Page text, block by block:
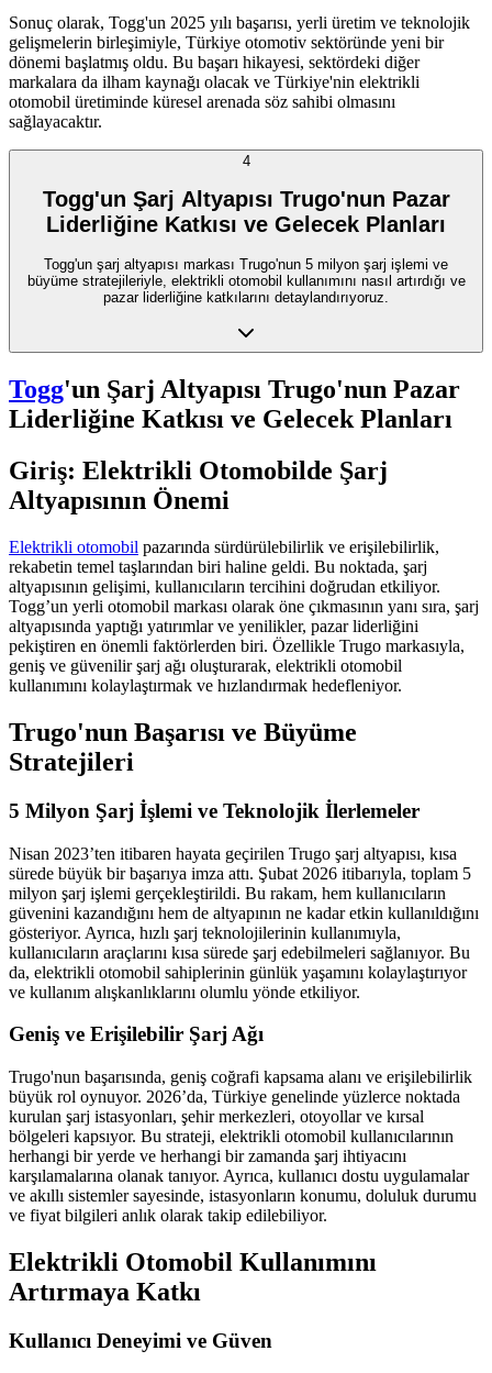
Sonuç olarak, Togg'un 2025 yılı başarısı, yerli üretim ve teknolojik
gelişmelerin birleşimiyle, Türkiye otomotiv sektöründe yeni bir
dönemi başlatmış oldu. Bu başarı hikayesi, sektördeki diğer
markalara da ilham kaynağı olacak ve Türkiye'nin elektrikli
otomobil üretiminde küresel arenada söz sahibi olmasını
sağlayacaktır.
4
Togg'un Şarj Altyapısı Trugo'nun Pazar
Liderliğine Katkısı ve Gelecek Planları
Togg'un şarj altyapısı markası Trugo'nun 5 milyon şarj işlemi ve
büyüme stratejileriyle, elektrikli otomobil kullanımını nasıl artırdığı ve
pazar liderliğine katkılarını detaylandırıyoruz.
Togg'un Şarj Altyapısı Trugo'nun Pazar
Liderliğine Katkısı ve Gelecek Planları
Giriş: Elektrikli Otomobilde Şarj
Altyapısının Önemi
Elektrikli otomobil pazarında sürdürülebilirlik ve erişilebilirlik,
rekabetin temel taşlarından biri haline geldi. Bu noktada, şarj
altyapısının gelişimi, kullanıcıların tercihini doğrudan etkiliyor.
Togg’un yerli otomobil markası olarak öne çıkmasının yanı sıra, şarj
altyapısında yaptığı yatırımlar ve yenilikler, pazar liderliğini
pekiştiren en önemli faktörlerden biri. Özellikle Trugo markasıyla,
geniş ve güvenilir şarj ağı oluşturarak, elektrikli otomobil
kullanımını kolaylaştırmak ve hızlandırmak hedefleniyor.
Trugo'nun Başarısı ve Büyüme
Stratejileri
5 Milyon Şarj İşlemi ve Teknolojik İlerlemeler
Nisan 2023’ten itibaren hayata geçirilen Trugo şarj altyapısı, kısa
sürede büyük bir başarıya imza attı. Şubat 2026 itibarıyla, toplam 5
milyon şarj işlemi gerçekleştirildi. Bu rakam, hem kullanıcıların
güvenini kazandığını hem de altyapının ne kadar etkin kullanıldığını
gösteriyor. Ayrıca, hızlı şarj teknolojilerinin kullanımıyla,
kullanıcıların araçlarını kısa sürede şarj edebilmeleri sağlanıyor. Bu
da, elektrikli otomobil sahiplerinin günlük yaşamını kolaylaştırıyor
ve kullanım alışkanlıklarını olumlu yönde etkiliyor.
Geniş ve Erişilebilir Şarj Ağı
Trugo'nun başarısında, geniş coğrafi kapsama alanı ve erişilebilirlik
büyük rol oynuyor. 2026’da, Türkiye genelinde yüzlerce noktada
kurulan şarj istasyonları, şehir merkezleri, otoyollar ve kırsal
bölgeleri kapsıyor. Bu strateji, elektrikli otomobil kullanıcılarının
herhangi bir yerde ve herhangi bir zamanda şarj ihtiyacını
karşılamalarına olanak tanıyor. Ayrıca, kullanıcı dostu uygulamalar
ve akıllı sistemler sayesinde, istasyonların konumu, doluluk durumu
ve fiyat bilgileri anlık olarak takip edilebiliyor.
Elektrikli Otomobil Kullanımını
Artırmaya Katkı
Kullanıcı Deneyimi ve Güven